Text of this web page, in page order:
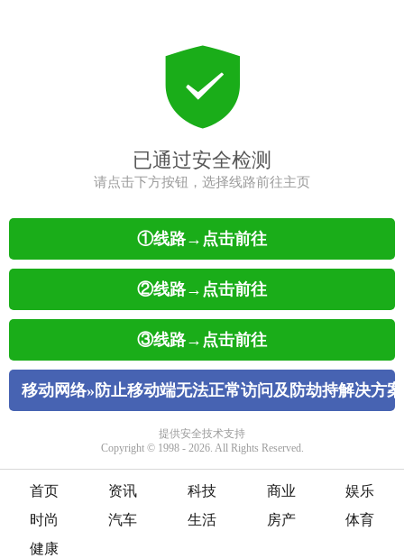
首页 资讯 科技 商业
娱乐
时尚
汽车 生活 房产
体育
健康